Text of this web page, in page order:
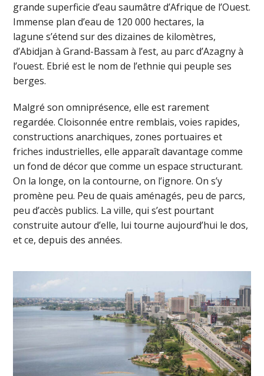
grande superficie d’eau saumâtre d’Afrique de l’Ouest.
Immense plan d’eau de 120 000 hectares, la
lagune s’étend sur des dizaines de kilomètres,
d’Abidjan à Grand-Bassam à l’est, au parc d’Azagny à
l’ouest. Ebrié est le nom de l’ethnie qui peuple ses
berges.
Malgré son omniprésence, elle est rarement
regardée. Cloisonnée entre remblais, voies rapides,
constructions anarchiques, zones portuaires et
friches industrielles, elle apparaît davantage comme
un fond de décor que comme un espace structurant.
On la longe, on la contourne, on l’ignore. On s’y
promène peu. Peu de quais aménagés, peu de parcs,
peu d’accès publics. La ville, qui s’est pourtant
construite autour d’elle, lui tourne aujourd’hui le dos,
et ce, depuis des années.